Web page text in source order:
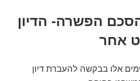
הפשרה- הדיון
אחר
אלו בבקשה להעברת דיון